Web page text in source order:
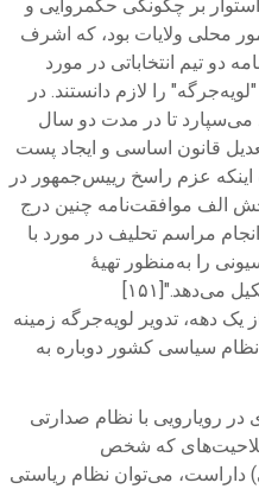
بر چگونگی حکمروایی و
محلی ولایات بود، که اشرف
دو تیم انتخاباتی در مورد
را لازم دانستند. در
می‌سپارد تا در مدت دو سال
قانون اساسی و ایجاد پست
عزم راسخ رییس‌جمهور در
الف موافقت‌نامه چنین درج
مراسم تحلیف در مورد با
را به‌منظور تهیۀ
می‌دهد."[۱۵۱]
یک دهه، تدویر لویه‌جرگه زمینه
نظام سیاسی کشور دوباره به
صلاحیت‌های که شخص
می‌توان نظام ریاستی